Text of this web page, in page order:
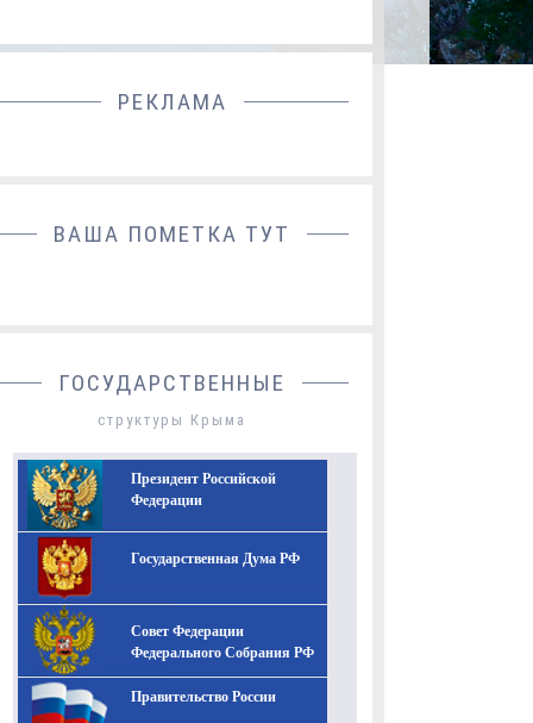
РЕКЛАМА
ВАША ПОМЕТКА ТУТ
ГОСУДАРСТВЕННЫЕ
структуры Крыма
Президент Российской
Федерации
Государственная Дума РФ
Совет Федерации
Федерального Собрания РФ
Правительство России